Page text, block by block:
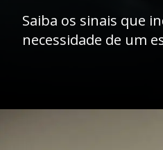
Saiba os sinais que
necessidade de um